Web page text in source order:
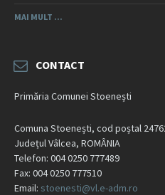
MAI MULT ...
CONTACT
Primăria Comunei Stoenești
Comuna Stoenești, cod poștal
Județul Vâlcea, ROMÂNIA
Telefon: 004 0250 777489
Fax: 004 0250 777510
Email: stoenesti@vl.e-adm.ro